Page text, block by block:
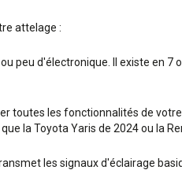
attelage :
peu d'électronique. Il existe en
toutes les fonctionnalités de
la Toyota Yaris de 2024 ou la
les signaux d'éclairage